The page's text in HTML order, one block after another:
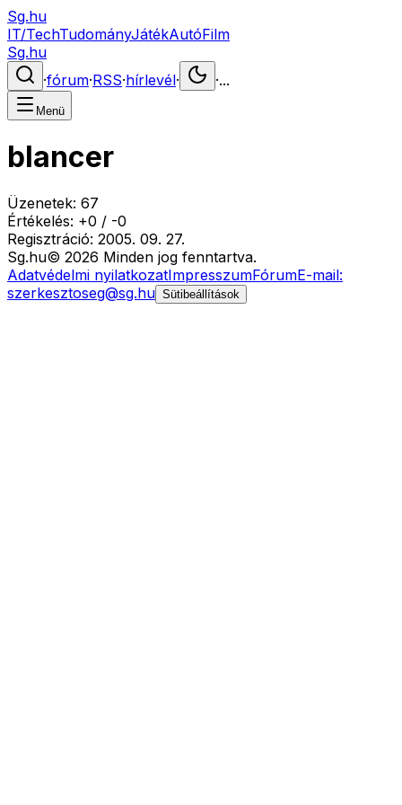
Sg.hu
IT/TechTudományJátékAutóFilm
Sg.hu
·fórum·RSS·hírlevél· ·...
Menü
blancer
Üzenetek: 67
Értékelés: +0 / -0
Regisztráció: 2005. 09. 27.
Sg.hu© 2026 Minden jog fenntartva.
Adatvédelmi nyilatkozatImpresszumFórumE-mail:
szerkesztoseg@sg.hu Sütibeállítások